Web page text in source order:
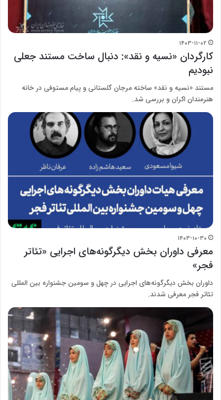
۱۴۰۳-۱۱-۰۲
کارگردان «نسیه و نقد»: دنبال ساخت مستند جعلی
نبودیم
مستند «نسیه و نقد» ساخته مرجان گلستانی و پیام مستوفی در خانه
هنرمندان اکران و بررسی شد.
۱۴۰۳-۱۰-۳۰
معرفی داوران بخش دیگرگونه‌های اجرایی «تئاتر
فجر»
داوران بخش دیگرگونه‌های اجرایی در چهل و سومین جشنواره بین المللی
تئاتر فجر معرفی شدند.